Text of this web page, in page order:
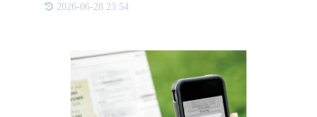
重阻碍了企业的健康发展。为此，防伪溯源技术应运
2026-06-28 23:54